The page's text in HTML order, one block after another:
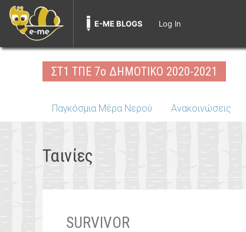
E-ME BLOGS Log In
Skip
ΣΤ1 ΤΠΕ 7ο ΔΗΜΟΤΙΚΟ 2020-2021
Παγκόσμια Μέρα Νερού Ανακοινώσεις
Ταινίες
SURVIVOR